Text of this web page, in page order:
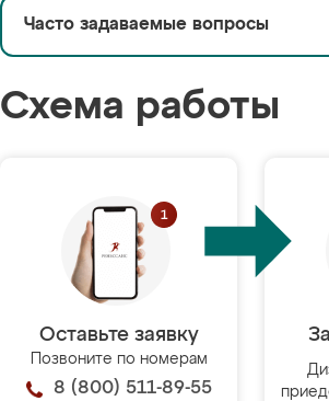
Часто задаваемые вопросы
Схема работы
Оставьте заявку
Позвоните по номерам
8 (800) 511-89-55